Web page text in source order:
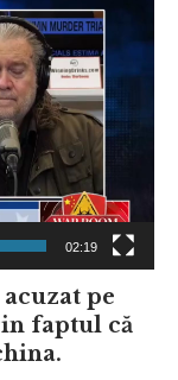
02:19
pe
faptul că